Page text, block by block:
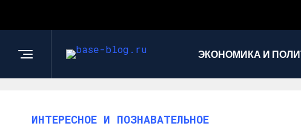
ЭКОНОМИКА И
ИНТЕРЕСНОЕ И ПОЗНАВАТЕЛЬНОЕ